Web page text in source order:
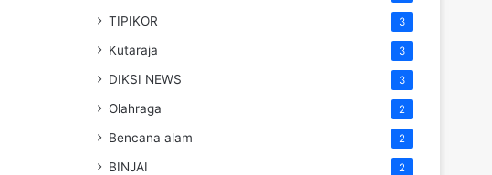
TIPIKOR 3
Kutaraja 3
DIKSI NEWS 3
Olahraga 2
Bencana alam 2
BINJAI 2